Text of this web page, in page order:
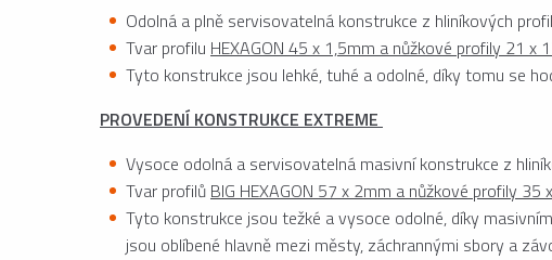
Odolná a plně servisovatelná konstrukce z hliníkových
Tvar profilu HEXAGON 45 x 1,5mm a nůžkové profily 21 x
Tyto konstrukce jsou lehké, tuhé a odolné, díky tomu se
PROVEDENÍ KONSTRUKCE EXTREME
Vysoce odolná a servisovatelná masivní konstrukce z
Tvar profilů BIG HEXAGON 57 x 2mm a nůžkové profily 35
Tyto konstrukce jsou težké a vysoce odolné, díky
jsou oblíbené hlavně mezi městy, záchrannými sbory a